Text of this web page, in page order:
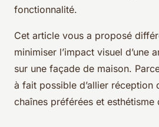
fonctionnalité.
Cet article vous a proposé
minimiser l’impact visuel d’une
sur une façade de maison.
à fait possible d’allier réception
chaînes préférées et